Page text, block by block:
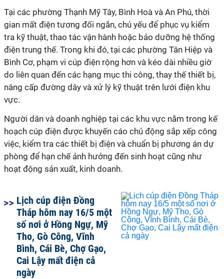
Tại các phường Thạnh Mỹ Tây, Bình Hoà và An Phú, thời
gian mất điện tương đối ngắn, chủ yếu để phục vụ kiểm
tra kỹ thuật, thao tác vận hành hoặc bảo dưỡng hệ thống
điện trung thế. Trong khi đó, tại các phường Tân Hiệp và
Bình Cơ, phạm vi cúp điện rộng hơn và kéo dài nhiều giờ
do liên quan đến các hạng mục thi công, thay thế thiết bị,
nâng cấp đường dây và xử lý kỹ thuật trên lưới điện khu
vực.
Người dân và doanh nghiệp tại các khu vực nằm trong kế
hoạch cúp điện được khuyến cáo chủ động sắp xếp công
việc, kiểm tra các thiết bị điện và chuẩn bị phương án dự
phòng để hạn chế ảnh hưởng đến sinh hoạt cũng như
hoạt động sản xuất, kinh doanh.
Lịch cúp điện Đồng
Tháp hôm nay 16/5 một
số nơi ở Hồng Ngự, Mỹ
Tho, Gò Công, Vĩnh
Bình, Cái Bè, Chợ Gạo,
Cai Lậy mất điện cả
ngày